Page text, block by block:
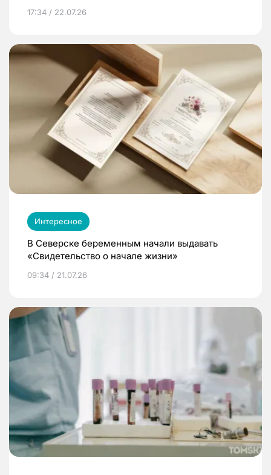
17:34 / 22.07.26
Интересное
В Северске беременным начали выдавать
«Свидетельство о начале жизни»
09:34 / 21.07.26